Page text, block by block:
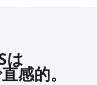
は
感的。